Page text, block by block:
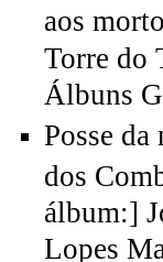
aos
Torre do
Álbuns
Posse
dos
álbum:]
Lopes